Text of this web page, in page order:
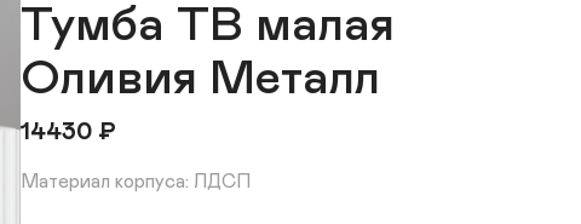
Тумба ТВ малая
Оливия Металл
14430 ₽
Материал корпуса: ЛДСП